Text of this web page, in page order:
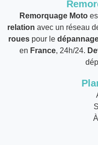
Remorquage Moto
relation avec un réseau
roues pour le
en France, 24h/24.